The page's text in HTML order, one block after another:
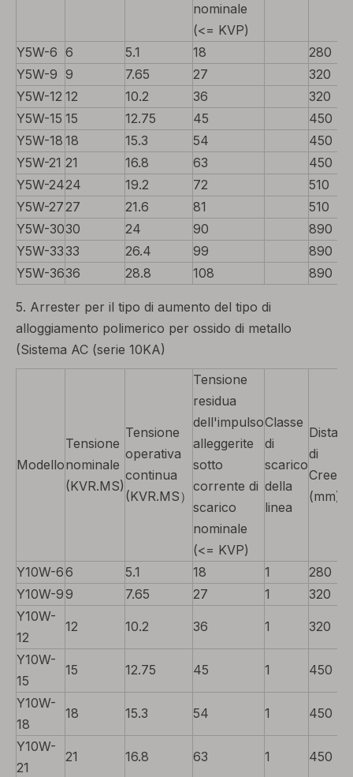
nominale
(<= KVP)
Y5W-6 6 5.1 18
280
Y5W-9 9 7.65 27
320
Y5W-12 12 10.2 36
320
Y5W-15 15 12.75 45
450
Y5W-18 18 15.3 54
450
Y5W-21 21 16.8 63
450
Y5W-2424 19.2 72
510
Y5W-2727 21.6 81
510
Y5W-3030 24 90
890
Y5W-3333 26.4 99
890
Y5W-3636 28.8 108 890
5. Arrester per il tipo di aumento del tipo di
alloggiamento polimerico per ossido di metallo
(Sistema AC (serie 10KA)
Modello
Tensione
nominale
(KVR.MS)
Tensione
operativa
continua
(KVR.MS）
Tensione
residua
dell'impulso
alleggerite
sotto
corrente di
scarico
nominale
(<= KVP)
Classe
di
scarico
della
linea
di
(mm)
Y10W-66 5.1 18 1
280
Y10W-99 7.65 27 1
320
Y10W-
12
12 10.2 36 1 320
Y10W-
15
15 12.75 45 1 450
Y10W-
18
18 15.3 54 1 450
Y10W-
21
21 16.8 63 1 450